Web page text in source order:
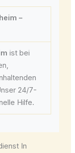
–
ist bei
24/7-
Hilfe.
In